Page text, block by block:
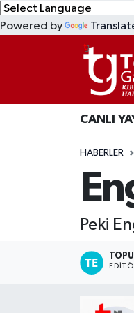
Powered by
CANLI
HABERLER
Peki
EKONOMİ
MAGAZİN
TEKNOLOJİ
Lefkoşa Nöbetçi
Lefkoşa Hava
Lefkoşa Trafik
Süper Lig Puan
Tüm Manşetler
Son Dakika
Haber Arşivi